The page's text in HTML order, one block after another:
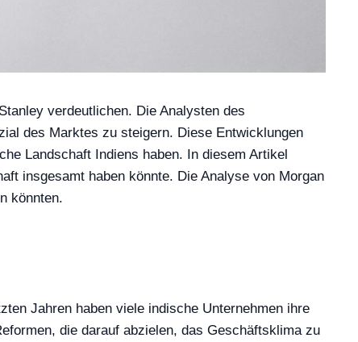
verdeutlichen. Die Analysten des
des Marktes zu steigern. Diese Entwicklungen
Landschaft Indiens haben. In diesem Artikel
insgesamt haben könnte. Die Analyse von Morgan
könnten.
Jahren haben viele indische Unternehmen ihre
die darauf abzielen, das Geschäftsklima zu